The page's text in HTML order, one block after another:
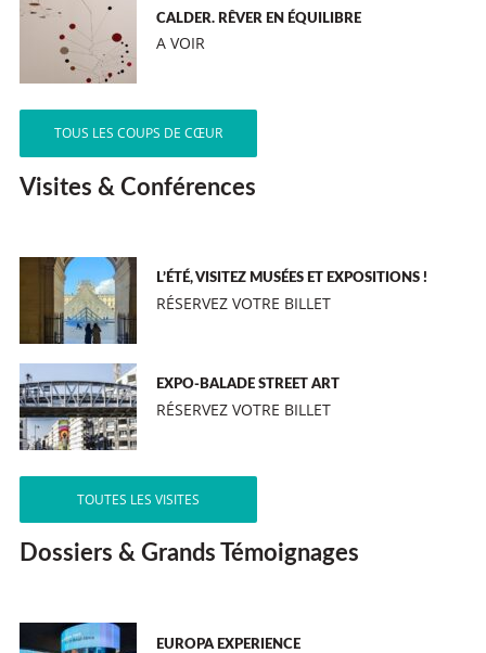
CALDER. RÊVER EN ÉQUILIBRE
A VOIR
TOUS LES COUPS DE CŒUR
Visites & Conférences
L’ÉTÉ, VISITEZ MUSÉES ET EXPOSITIONS !
RÉSERVEZ VOTRE BILLET
EXPO-BALADE STREET ART
RÉSERVEZ VOTRE BILLET
TOUTES LES VISITES
Dossiers & Grands Témoignages
EUROPA EXPERIENCE